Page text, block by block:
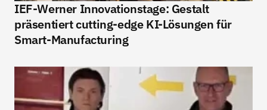
IEF-Werner Innovationstage: Gestalt
präsentiert cutting-edge KI-Lösungen für
Smart-Manufacturing